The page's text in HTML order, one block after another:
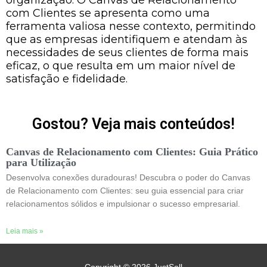
com Clientes se apresenta como uma
ferramenta valiosa nesse contexto, permitindo
que as empresas identifiquem e atendam às
necessidades de seus clientes de forma mais
eficaz, o que resulta em um maior nível de
satisfação e fidelidade.
Gostou? Veja mais conteúdos!
Canvas de Relacionamento com Clientes: Guia Prático
para Utilização
Desenvolva conexões duradouras! Descubra o poder do Canvas
de Relacionamento com Clientes: seu guia essencial para criar
relacionamentos sólidos e impulsionar o sucesso empresarial.
Leia mais »